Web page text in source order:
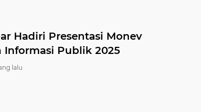
Hadiri Presentasi Monev
Informasi Publik 2025
lalu